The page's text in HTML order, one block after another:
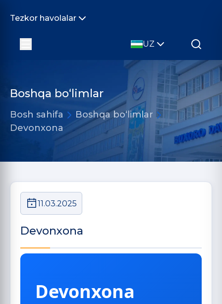
Tezkor havolalar
UZ
Boshqa bo‘limlar
Bosh sahifa
Boshqa bo‘limlar
Devonxona
11.03.2025
Devonxona
Devonxona